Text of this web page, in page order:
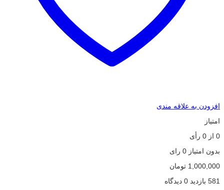
افزودن به علاقه مندی
امتیاز
0 از 0 رأی
بدون امتیاز 0 رای
1,000,000 تومان
581 بازدید